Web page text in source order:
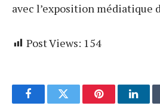
avec l’exposition médiatique
Post Views: 154
FacebookTwitter Pinterest